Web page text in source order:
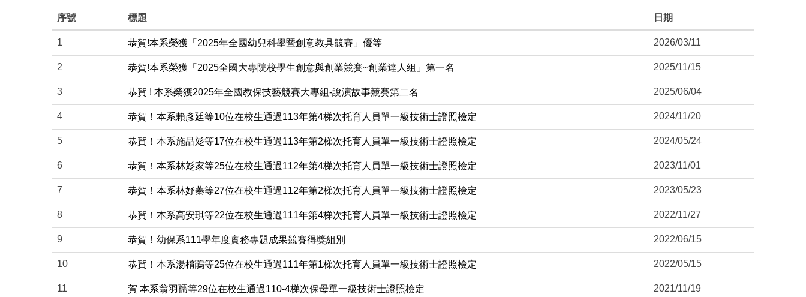
序號 標題 日期
1 恭賀!本系榮獲「2025年全國幼兒科學暨創意教具競賽」優等 2026/03/11
2 恭賀!本系榮獲「2025全國大專院校學生創意與創業競賽~創業達人組」第一名 2025/11/15
3 恭賀 ! 本系榮獲2025年全國教保技藝競賽大專組-說演故事競賽第二名 2025/06/04
4 恭賀！本系賴彥廷等10位在校生通過113年第4梯次托育人員單一級技術士證照檢定 2024/11/20
5 恭賀！本系施品彣等17位在校生通過113年第2梯次托育人員單一級技術士證照檢定 2024/05/24
6 恭賀！本系林彣家等25位在校生通過112年第4梯次托育人員單一級技術士證照檢定 2023/11/01
7 恭賀！本系林妤蓁等27位在校生通過112年第2梯次托育人員單一級技術士證照檢定 2023/05/23
8 恭賀！本系高安琪等22位在校生通過111年第4梯次托育人員單一級技術士證照檢定 2022/11/27
9 恭賀！幼保系111學年度實務專題成果競賽得獎組別 2022/06/15
10 恭賀！本系湯棛鵑等25位在校生通過111年第1梯次托育人員單一級技術士證照檢定 2022/05/15
11 賀 本系翁羽孺等29位在校生通過110-4梯次保母單一級技術士證照檢定 2021/11/19